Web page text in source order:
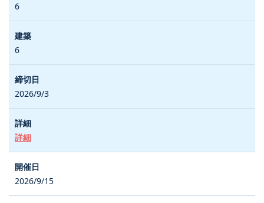
6
6
2026/9/3
詳細
2026/9/15